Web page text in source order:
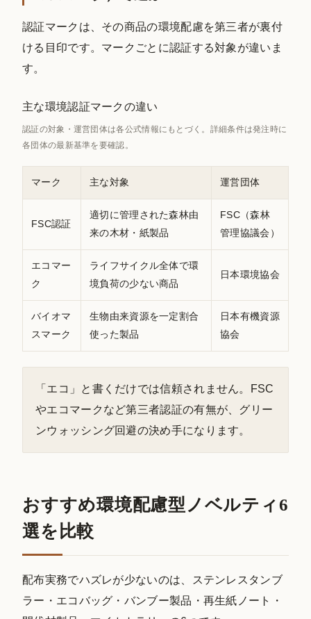
認証マークは、その商品の環境配慮を第三者が裏付
ける目印です。マークごとに認証する対象が違いま
す。
主な環境認証マークの違い
認証の対象・運営団体は各公式情報にもとづく。詳細条件は発注時に
各団体の最新基準を要確認。
マーク 主な対象 運営団体
FSC認証
適切に管理された森林由
来の木材・紙製品
FSC（森林
管理協議会）
エコマー
ク
ライフサイクル全体で環
境負荷の少ない商品
日本環境協会
バイオマ
スマーク
生物由来資源を一定割合
使った製品
日本有機資源
協会
「エコ」と書くだけでは信頼されません。FSC
やエコマークなど第三者認証の有無が、グリー
ンウォッシング回避の決め手になります。
おすすめ環境配慮型ノベルティ6
選を比較
配布実務でハズレが少ないのは、ステンレスタンブ
ラー・エコバッグ・バンブー製品・再生紙ノート・